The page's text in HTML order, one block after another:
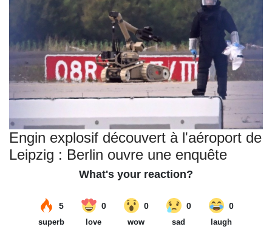
Engin explosif découvert à l'aéroport de
Leipzig : Berlin ouvre une enquête